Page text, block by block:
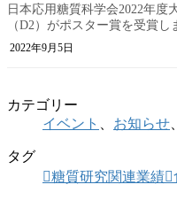
日本応用糖質科学会2022年度
（D2）がポスター賞を受賞し
2022年9月5日
カテゴリー
イベント
お知らせ
タグ
糖質研究関連業績